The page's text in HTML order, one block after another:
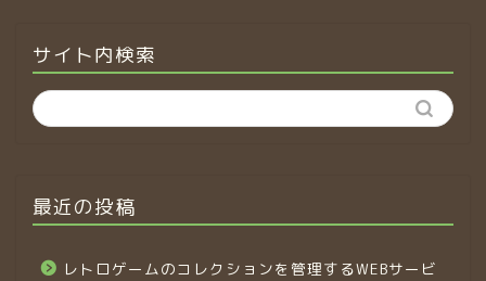
サイト内検索
最近の投稿
レトロゲームのコレクションを管理するWEBサービ